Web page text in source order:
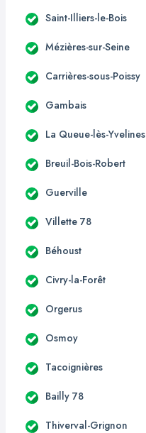
Saint-Illiers-le-Bois
Mézières-sur-Seine
Carrières-sous-Poissy
Gambais
La Queue-lès-Yvelines
Breuil-Bois-Robert
Guerville
Villette 78
Béhoust
Civry-la-Forêt
Orgerus
Osmoy
Tacoignières
Bailly 78
Thiverval-Grignon